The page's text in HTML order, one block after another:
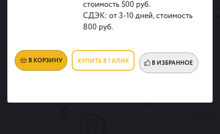
стоимость 500 руб.
СДЭК: от 3-10 дней, стоимость
800 руб.
В КОРЗИНУ КУПИТЬ В 1 КЛИК В ИЗБРАННОЕ